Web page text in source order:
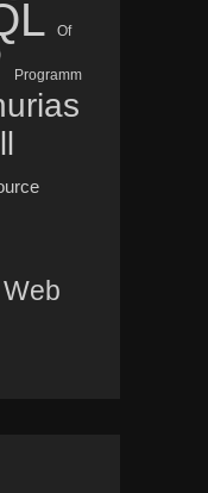
Of
Programm
Web